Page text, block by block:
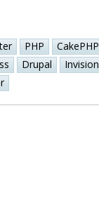
PHP CakePHP
Drupal